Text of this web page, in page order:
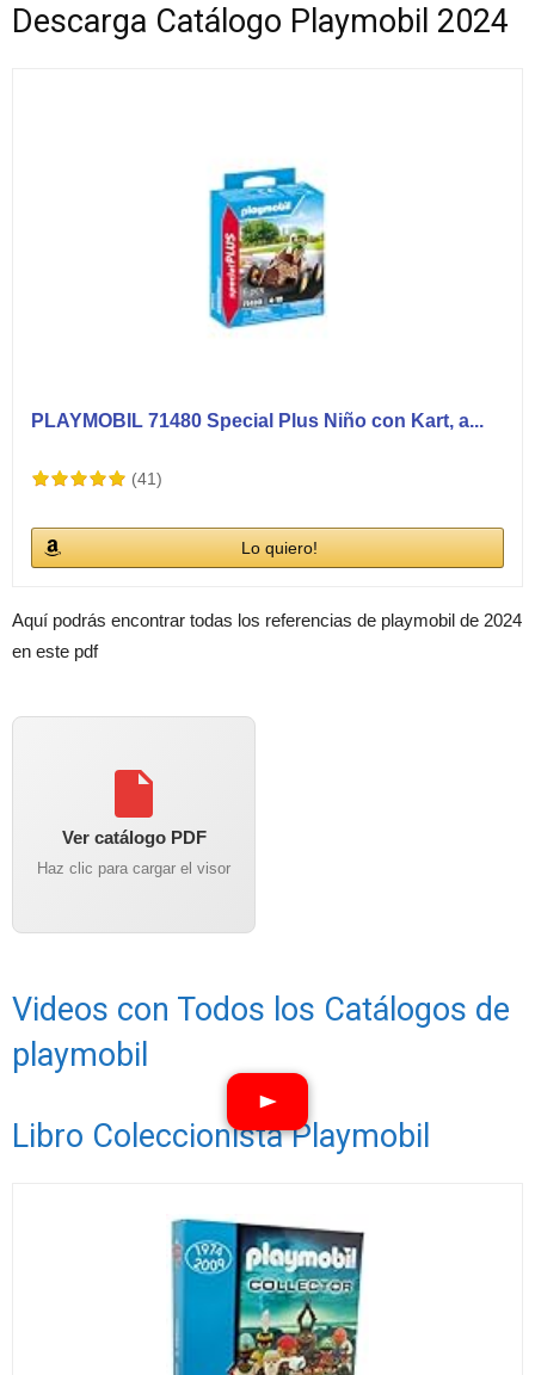
Descarga Catálogo Playmobil 2024
PLAYMOBIL 71480 Special Plus Niño con Kart, a...
(41)
Lo quiero!
Aquí podrás encontrar todas los referencias de playmobil de 2024
en este pdf
Ver catálogo PDF
Haz clic para cargar el visor
Videos con Todos los Catálogos de
playmobil
Libro Coleccionista Playmobil